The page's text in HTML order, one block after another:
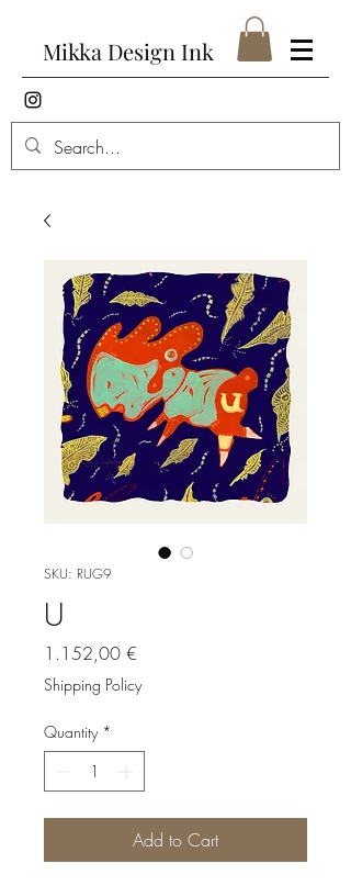
Mikka Design Ink
SKU: RUG9
U
1.152,00 €
Shipping Policy
Quantity *
Add to Cart